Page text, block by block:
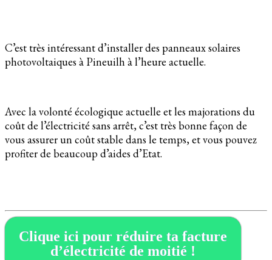
C’est très intéressant d’installer des panneaux solaires
photovoltaiques à Pineuilh à l’heure actuelle.
Avec la volonté écologique actuelle et les majorations du
coût de l’électricité sans arrêt, c’est très bonne façon de
vous assurer un coût stable dans le temps, et vous pouvez
profiter de beaucoup d’aides d’Etat.
Clique ici pour réduire ta facture
d’électricité de moitié !